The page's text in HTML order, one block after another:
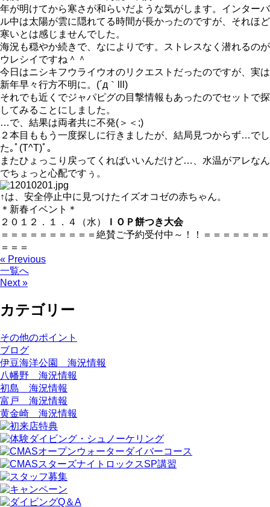
年が明けてから寒さが和らいだような気がします。インターバ
ル中は太陽が雲に隠れてる時間が長かったのですが、それほど
寒いとは感じませんでした。
海況も穏やか続きで、なによりです。ストレスなく潜れるのが
ウレシイですね＾＾
今日はニシキフウライウオのリクエストだったのですが、実は
新年早々行方不明に。(´д｀lll)
それでも近くでジャパピグの目撃情報もあったのでセットで探
してみることにしました。
…で、結果は両者共に不発(＞＜;)
２本目ももう一度探しに行きましたが、結局見つからず…でし
た｡ﾟ(T^T)ﾟ｡
またひょっこり戻ってくればいいんだけど…、水温がアレなん
でちょっと心配ですぅ。
↑は、安全停止中に見つけたイズオコゼの赤ちゃん。
＊新春イベント＊
２０１２．１．４（水）
ＩＯＰ餅つき大会
＝＝＝＝＝＝＝＝＝＝絶賛ご予約受付中～！！＝＝＝＝＝＝＝
＝＝＝
« Previous
一覧へ
Next »
カテゴリー
その他のポイント
ブログ
伊豆海洋公園 海況情報
八幡野 海況情報
初島 海況情報
富戸 海況情報
黄金崎 海況情報